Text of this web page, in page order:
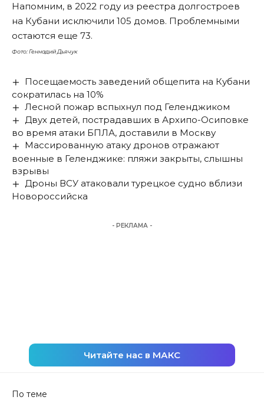
Напомним, в 2022 году из реестра долгостроев
на Кубани исключили 105 домов. Проблемными
остаются еще 73.
Фото: Геннадий Дьячук
Посещаемость заведений общепита на Кубани
сократилась на 10%
Лесной пожар вспыхнул под Геленджиком
Двух детей, пострадавших в Архипо-Осиповке
во время атаки БПЛА, доставили в Москву
Массированную атаку дронов отражают
военные в Геленджике: пляжи закрыты, слышны
взрывы
Дроны ВСУ атаковали турецкое судно вблизи
Новороссийска
- РЕКЛАМА -
Читайте нас в МАКС
По теме